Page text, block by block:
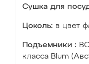
Сушка для
Цоколь: в цвет
Подъемники :
класса Blum